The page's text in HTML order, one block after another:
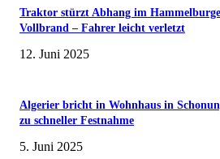
Traktor stürzt Abhang im
Vollbrand – Fahrer leicht verletzt
12. Juni 2025
Algerier bricht in Wohnhaus in
zu schneller Festnahme
5. Juni 2025